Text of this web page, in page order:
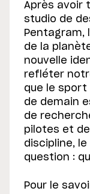
Après avoir
studio de
Pentagram,
de la
nouvelle
refléter
que le sport
de demain
de
pilotes et
discipline,
question :
Pour le